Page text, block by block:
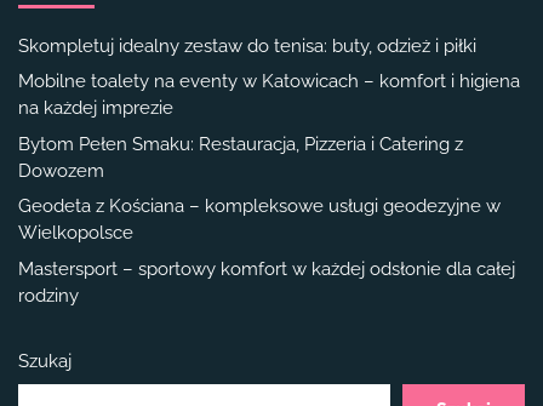
Skompletuj idealny zestaw do tenisa: buty, odzież i piłki
Mobilne toalety na eventy w Katowicach – komfort i higiena
na każdej imprezie
Bytom Pełen Smaku: Restauracja, Pizzeria i Catering z
Dowozem
Geodeta z Kościana – kompleksowe usługi geodezyjne w
Wielkopolsce
Mastersport – sportowy komfort w każdej odsłonie dla całej
rodziny
Szukaj